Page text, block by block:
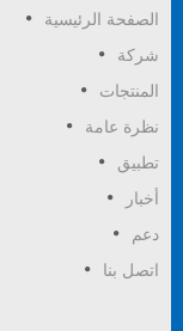
الصفحة الرئيسية
شركة
المنتجات
نظرة عامة
تطبيق
أخبار
دعم
اتصل بنا